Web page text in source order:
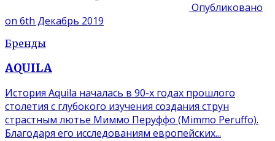
Опубликовано
on 6th Декабрь 2019
Бренды
AQUILA
История Aquila началась в 90-х годах прошлого
столетия с глубокого изучения создания струн
страстным лютье Миммо Перуффо (Mimmo Peruffo).
Благодаря его исследованиям европейских...